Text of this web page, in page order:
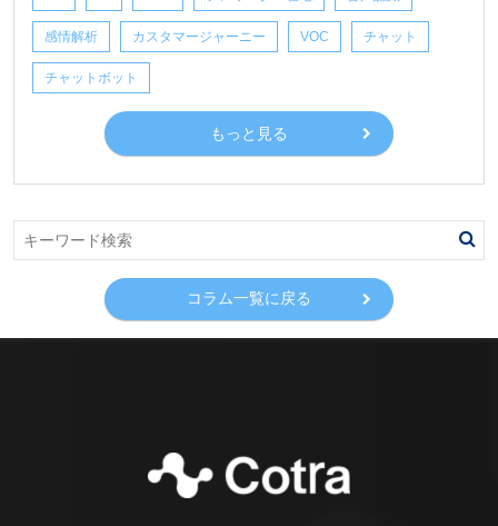
感情解析 カスタマージャーニー VOC チャット
チャットボット
もっと見る
コラム一覧に戻る